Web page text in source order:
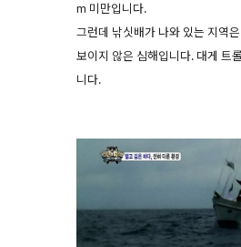
m 미만입니다.
그런데 낚싯배가 나와 있는 지역
보이지 않은 심해입니다. 대게 트
니다.